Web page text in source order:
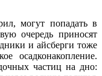
могут попадать в
очередь приносят
и айсберги тоже
осадконакопление.
частиц на дно: